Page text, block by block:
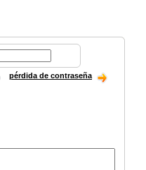
pérdida de contraseña